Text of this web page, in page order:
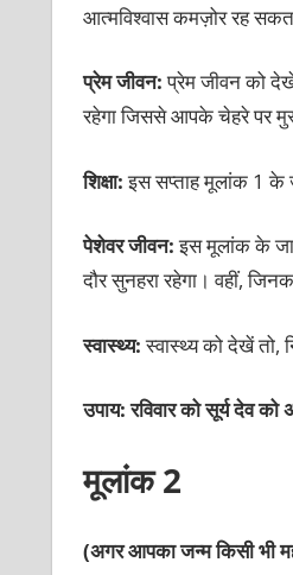
आत्मविश्वास कमज़ोर रह
प्रेम जीवन:प्रेम जीवन को
रहेगा जिससे आपके चेहरे पर
शिक्षा:इस सप्ताह मूलांक 1 के
पेशेवर जीवन:इस मूलांक के
दौर सुनहरा रहेगा। वहीं,
स्वास्थ्य:स्वास्थ्य को देखें
उपाय: रविवार को सूर्य देव को
मूलांक 2
(अगर आपका जन्म किसी भी